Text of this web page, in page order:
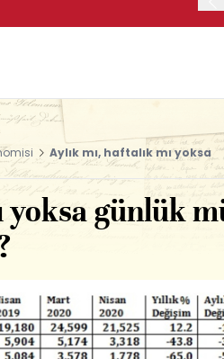
Aylık mı, haftalık mı yoksa
yoksa günlük